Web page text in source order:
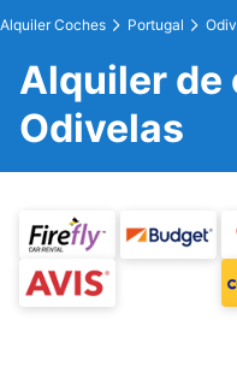
Alquiler Coches Portugal
Alquiler de
Odivelas